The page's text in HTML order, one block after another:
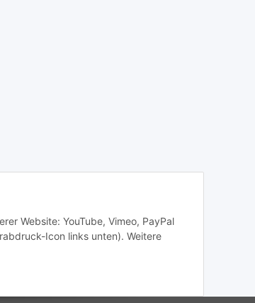
Website: YouTube, Vimeo, PayPal
Icon links unten). Weitere